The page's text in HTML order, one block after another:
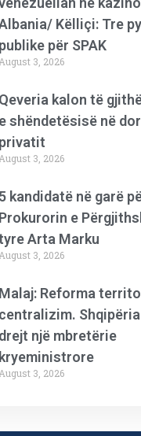
Këlliçi: Tre
publike për SPAK
August 3, 2026
Qeveria kalon të
e shëndetësisë në
privatit
August 3, 2026
5 kandidatë në garë
Prokurorin e
Arta Marku
August 3, 2026
Malaj: Reforma
centralizim.
drejt një mbretërie
kryeministrore
August 3, 2026